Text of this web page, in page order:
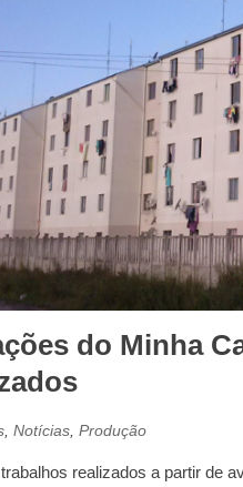
do Minha
Notícias Produção
realizados a partir de